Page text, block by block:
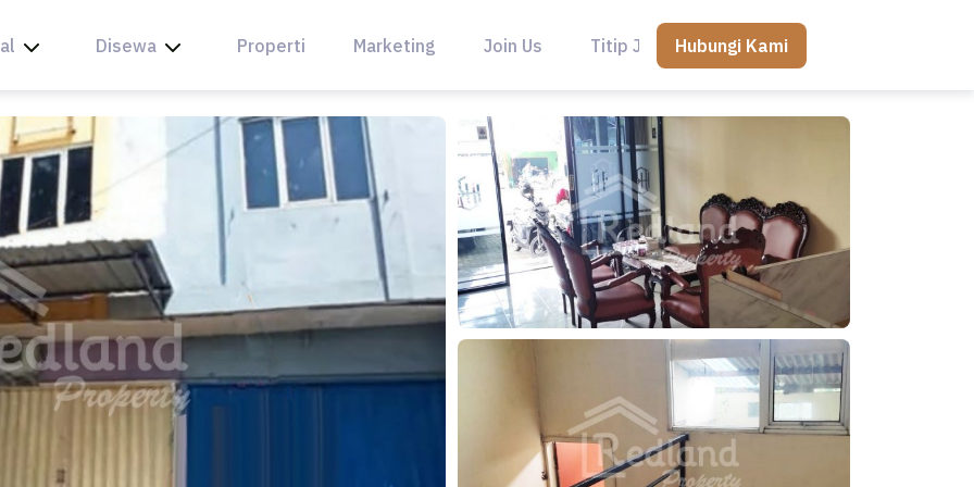
Disewa Properti Marketing Join Us Titip Jual Hubungi Kami